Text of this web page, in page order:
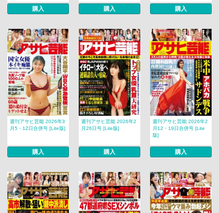
購入 購入 購入
週刊アサヒ芸能 2026年3
月5・12日合併号 [Lite版]
購入
週刊アサヒ芸能 2026年2
月26日号 [Lite版]
購入
週刊アサヒ芸能 2026年2
月12・19日合併号 [Lite
版]
購入